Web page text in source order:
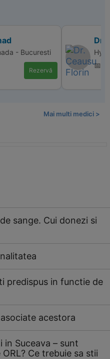
- Bucuresti
Rezervă
Dr.
📅
Mai multi medici >
sange. Cui donezi si
predispus in functie de
acestora
in Suceava – sunt
Ce trebuie sa stii